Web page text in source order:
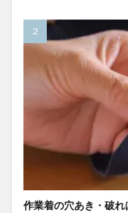
作業着の穴あき・破